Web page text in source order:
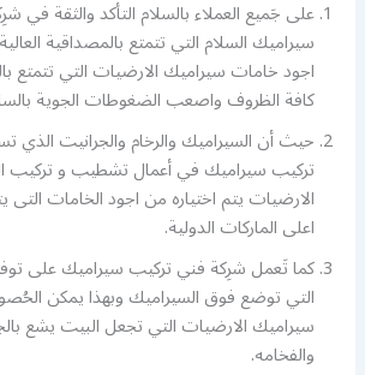
على جَميع العملاء بالسلام التأكد والثقة في
سيراميك السلام التي تتمتع بالمصداقية
اجود خامات سيراميك الارضيات التي تتمتع
كافة الظروف واصعب الضغوطات الجوية
حيث أن السيراميك والرخام والجرانيت
تركيب سيراميك في أعمال تشطيب و تركيب
الارضيات يتم اختياره من اجود الخامات التى
اعلى الماركات الدولية.
كما تَعمل شرِكة فني تركيب سيراميك على
التي توضع فوق السيراميك وبهذا يمكن
سيراميك الارضيات التي تجعل البيت يشع
والفخامه.